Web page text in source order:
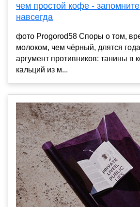
чем простой кофе -
навсегда
фото Progorod58 Споры о том,
молоком, чем чёрный, длятся
аргумент противников: танины в
кальций из м...